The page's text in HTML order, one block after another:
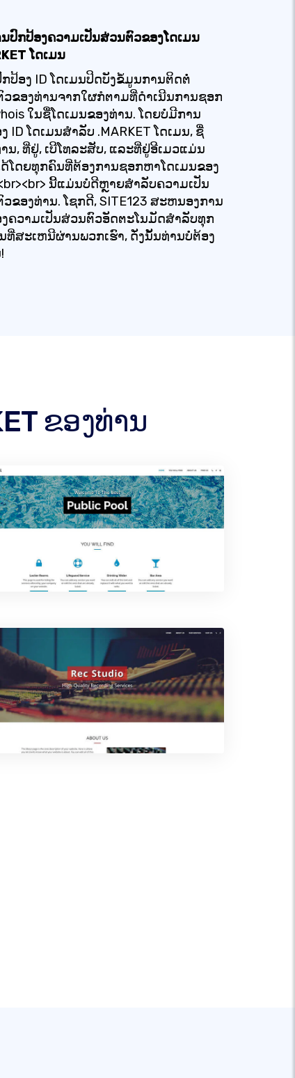
ປົກປ້ອງຄວາມເປັນສ່ວນຕົວຂອງໂດເມນ
ໂດເມນ
ປ້ອງ ID ໂດເມນປິດບັງຂໍ້ມູນການຕິດຕໍ່
ຂອງທ່ານຈາກໃຜກໍຕາມທີ່ດໍາເນີນການຊອກ
ໃນຊື່ໂດເມນຂອງທ່ານ. ໂດຍບໍ່ມີການ
ID ໂດເມນສໍາລັບ .MARKET ໂດເມນ, ຊື່
ນ, ທີ່ຢູ່, ເບີໂທລະສັບ, ແລະທີ່ຢູ່ອີເມວແມ່ນ
ໂດຍທຸກຄົນທີ່ຕ້ອງການຊອກຫາໂດເມນຂອງ
ນີ້ແມ່ນບໍ່ດີຫຼາຍສໍາລັບຄວາມເປັນ
ຂອງທ່ານ. ໂຊກດີ, SITE123 ສະຫນອງການ
ຄວາມເປັນສ່ວນຕົວອັດຕະໂນມັດສໍາລັບທຸກ
ທີ່ສະເຫນີຜ່ານພວກເຮົາ, ດັ່ງນັ້ນທ່ານບໍ່ຕ້ອງ
ຂອງທ່ານ